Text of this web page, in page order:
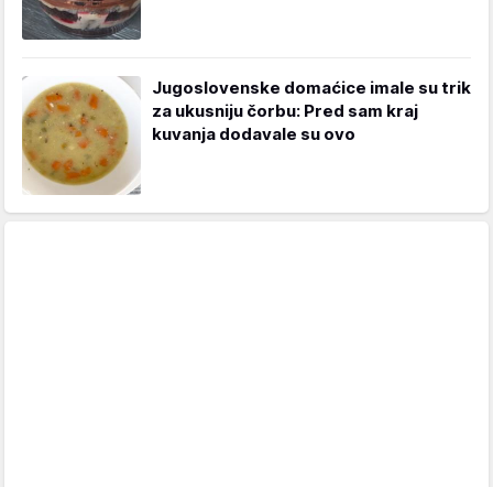
Jugoslovenske domaćice imale su trik
za ukusniju čorbu: Pred sam kraj
kuvanja dodavale su ovo